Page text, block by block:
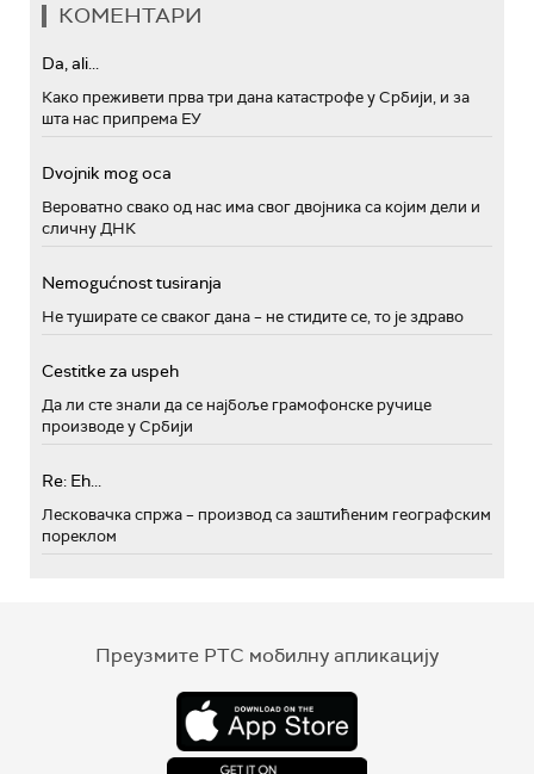
КОМЕНТАРИ
Da, ali...
Како преживети прва три дана катастрофе у Србији, и за
шта нас припрема ЕУ
Dvojnik mog oca
Вероватно свако од нас има свог двојника са којим дели и
сличну ДНК
Nemogućnost tusiranja
Не туширате се сваког дана – не стидите се, то је здраво
Cestitke za uspeh
Да ли сте знали да се најбоље грамофонске ручице
производе у Србији
Re: Eh...
Лесковачка спржа – производ са заштићеним географским
пореклом
Преузмите РТС мобилну апликацију